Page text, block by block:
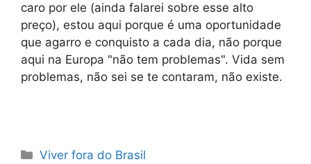
caro por ele (ainda falarei sobre esse alto
preço), estou aqui porque é uma oportunidade
que agarro e conquisto a cada dia, não porque
aqui na Europa "não tem problemas". Vida sem
problemas, não sei se te contaram, não existe.
Categorias
Viver fora do Brasil